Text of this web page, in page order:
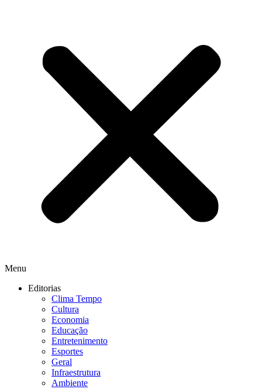
Menu
Editorias
Clima Tempo
Cultura
Economia
Educação
Entretenimento
Esportes
Geral
Infraestrutura
Ambiente